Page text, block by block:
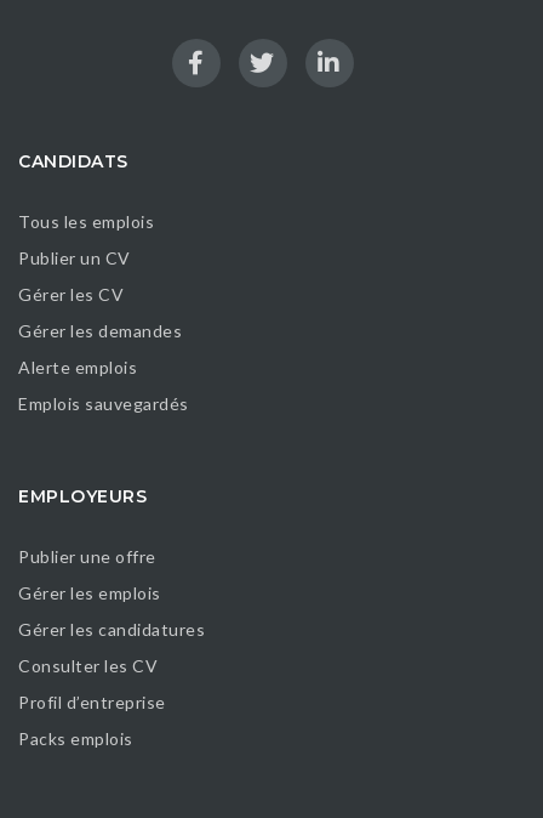
CANDIDATS
Tous les emplois
Publier un CV
Gérer les CV
Gérer les demandes
Alerte emplois
Emplois sauvegardés
EMPLOYEURS
Publier une offre
Gérer les emplois
Gérer les candidatures
Consulter les CV
Profil d’entreprise
Packs emplois